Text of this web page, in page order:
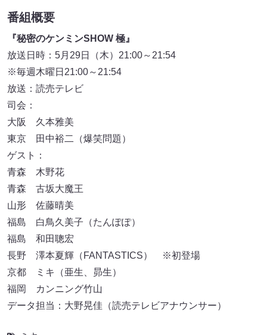
番組概要
『秘密のケンミンSHOW 極』
放送日時：5月29日（木）21:00～21:54
※毎週木曜日21:00～21:54
放送：読売テレビ
司会：
大阪 久本雅美
東京 田中裕二（爆笑問題）
ゲスト：
青森 木野花
青森 古坂大魔王
山形 佐藤晴美
福島 白鳥久美子（たんぽぽ）
福島 和田聰宏
長野 澤本夏輝（FANTASTICS） ※初登場
京都 ミキ（亜生、昴生）
福岡 カンニング竹山
データ担当：大野晃佳（読売テレビアナウンサー）